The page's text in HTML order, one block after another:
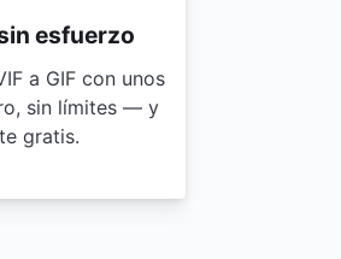
esfuerzo
a GIF con unos
sin límites — y
gratis.